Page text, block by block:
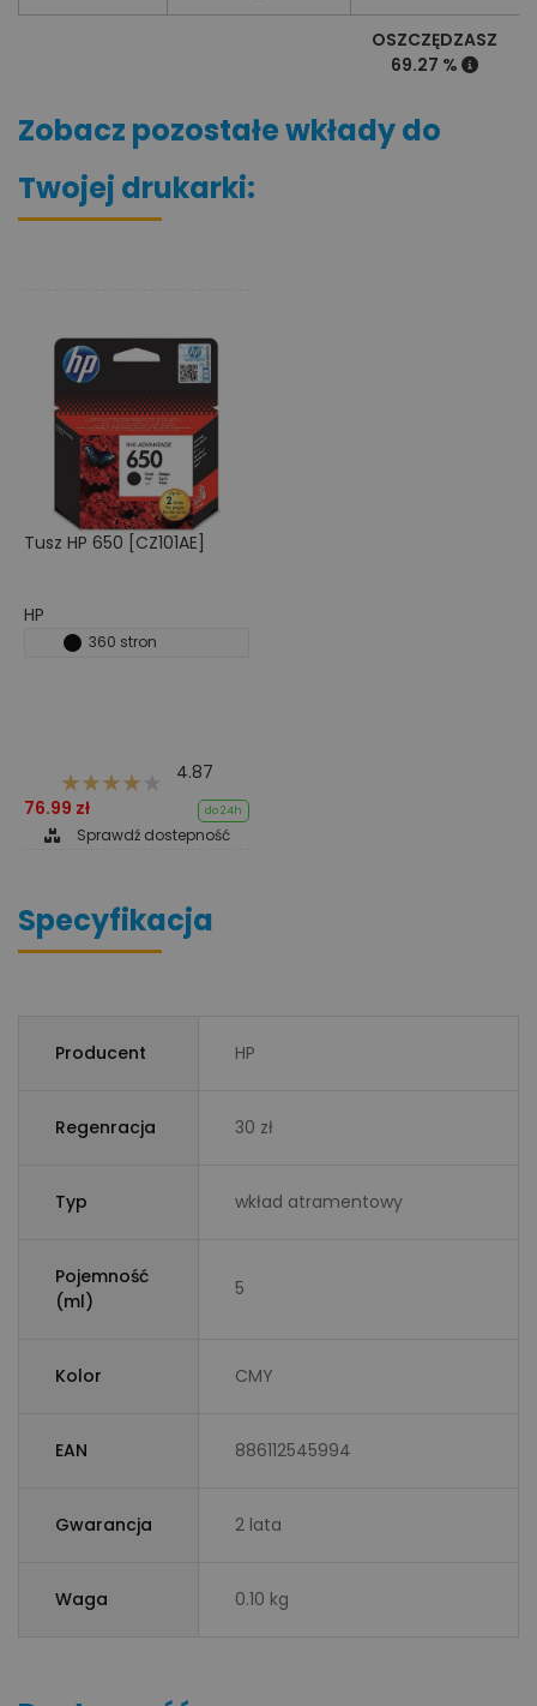
OSZCZĘDZASZ
69.27 %
Zobacz pozostałe wkłady do
Twojej drukarki:
Tusz HP 650 [CZ101AE]
HP
360 stron
4.87
76.99 zł
do 24h
Sprawdź dostepność
Specyfikacja
Producent HP
Regenracja 30 zł
Typ wkład atramentowy
Pojemność
(ml)
5
Kolor CMY
EAN 886112545994
Gwarancja 2 lata
Waga 0.10 kg